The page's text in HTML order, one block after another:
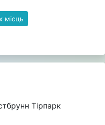
місць
Тірпарк